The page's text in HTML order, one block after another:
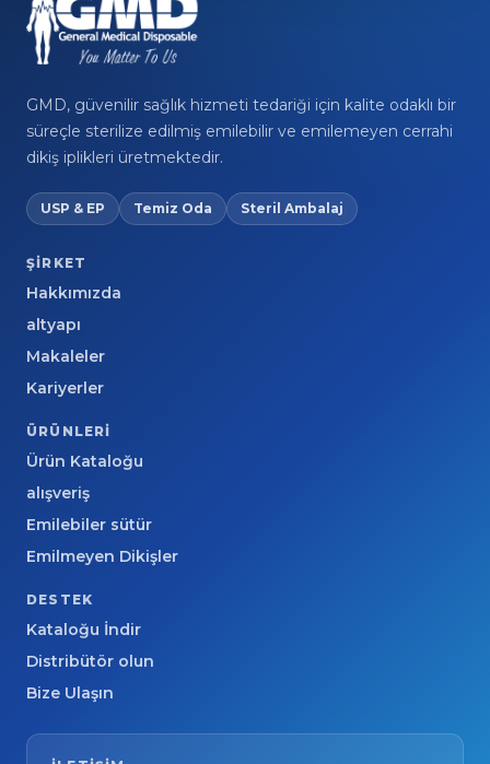
GMD, güvenilir sağlık hizmeti tedariği için kalite odaklı bir
süreçle sterilize edilmiş emilebilir ve emilemeyen cerrahi
dikiş iplikleri üretmektedir.
USP & EP Temiz Oda Steril Ambalaj
ŞIRKET
Hakkımızda
altyapı
Makaleler
Kariyerler
ÜRÜNLERI
Ürün Kataloğu
alışveriş
Emilebiler sütür
Emilmeyen Dikişler
DESTEK
Kataloğu İndir
Distribütör olun
Bize Ulaşın